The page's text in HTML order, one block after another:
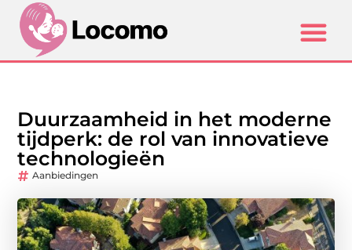
Duurzaamheid in het moderne
tijdperk: de rol van innovatieve
technologieën
Aanbiedingen